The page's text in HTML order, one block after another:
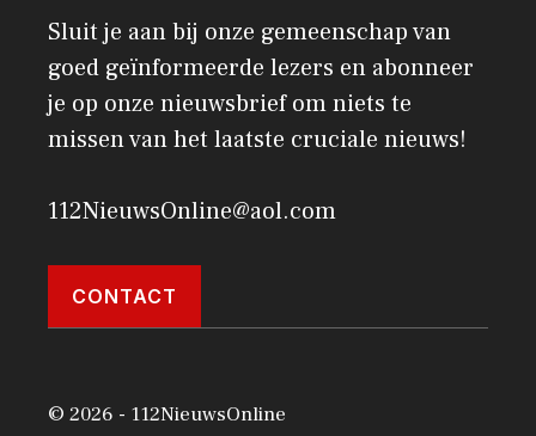
Sluit je aan bij onze gemeenschap van
goed geïnformeerde lezers en abonneer
je op onze nieuwsbrief om niets te
missen van het laatste cruciale nieuws!
112NieuwsOnline@aol.com
CONTACT
© 2026 - 112NieuwsOnline